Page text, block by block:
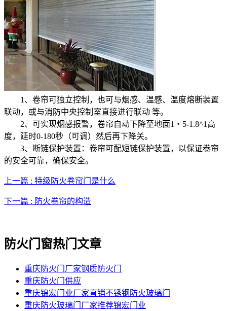
1、卷帘可独立控制，也可与烟感、温感、温度熔断装置
联动，或与消防中央控制室直接进行联动 等。
2、可实现烟感报警，卷帘自动下降至地面1・5-1.8^1高
度，延时0-180秒（可调）然后再下降关。
3、断链保护装置：卷帘可配短链保护装置，以保证卷帘
的安全可靠，确保安全。
上一篇 : 特级防火卷帘门是什么
下一篇 : 防火卷帘的构造
防火门窗热门文章
重庆防火门厂家钢质防火门
重庆防火门供应
重庆锦宏门业厂家直销不锈钢防火玻璃门
重庆防火玻璃门厂家推荐锦宏门业